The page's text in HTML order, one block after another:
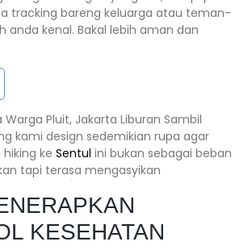
tracking bareng keluarga atau teman-
anda kenal. Bakal lebih aman dan
Warga Pluit, Jakarta Liburan Sambil
kami design sedemikian rupa agar
ke Sentul ini bukan sebagai beban
tapi terasa mengasyikan
KESEHATAN